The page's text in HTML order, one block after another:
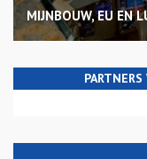
MIJNBOUW, EU EN